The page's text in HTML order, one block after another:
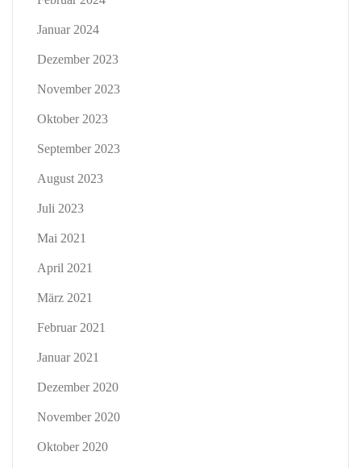
Januar 2024
Dezember 2023
November 2023
Oktober 2023
September 2023
August 2023
Juli 2023
Mai 2021
April 2021
März 2021
Februar 2021
Januar 2021
Dezember 2020
November 2020
Oktober 2020